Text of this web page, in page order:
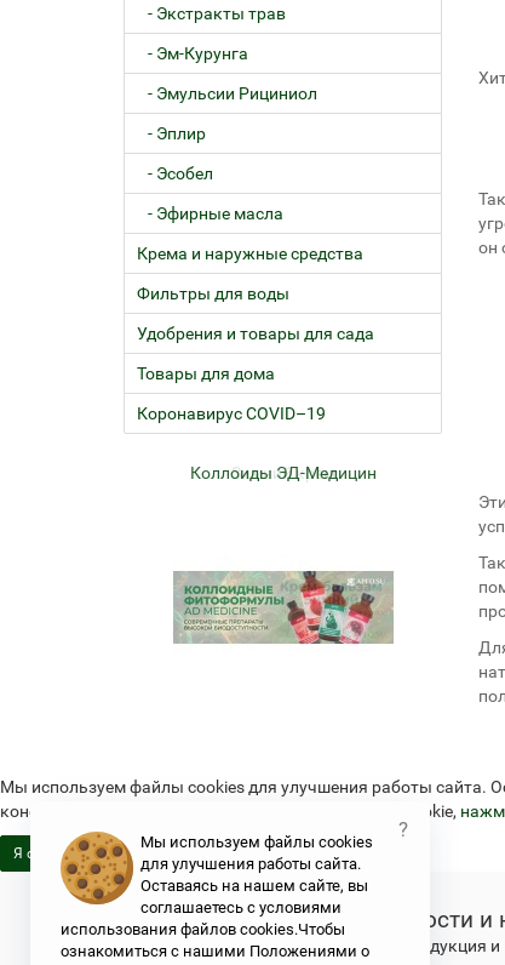
- Экстракты трав
- Эм-Курунга
- Эмульсии Рициниол
- Эплир
- Эсобел
- Эфирные масла
Крема и наружные средства
Фильтры для воды
Удобрения и товары для сада
Товары для дома
Коронавирус COVID–19
Коллоиды ЭД-Медицин
он
Мы используем файлы cookies для улучшения работы сайта.
конфиденциальности и об использовании файлов cookie,
Я согласен
Новости
Свежая продукция и
Мы используем файлы cookies
для улучшения работы сайта.
Оставаясь на нашем сайте, вы
соглашаетесь с условиями
использования файлов cookies.Чтобы
ознакомиться с нашими Положениями о
?